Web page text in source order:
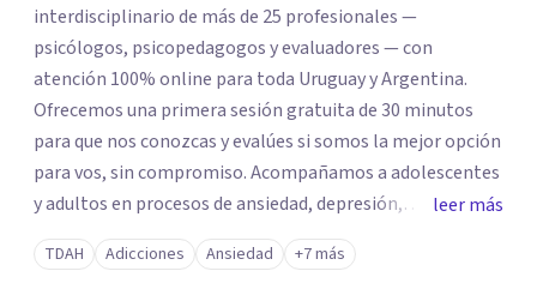
interdisciplinario de más de 25 profesionales —
psicólogos, psicopedagogos y evaluadores — con
atención 100% online para toda Uruguay y Argentina.
Ofrecemos una primera sesión gratuita de 30 minutos
para que nos conozcas y evalúes si somos la mejor opción
para vos, sin compromiso. Acompañamos a adolescentes
y adultos en procesos de ansiedad, depresión,
autoestima, duelo, crianza, conflictos de pareja y
regulación emocional, adaptando cada proceso a las
leer más
TDAH Adicciones Ansiedad +7 más